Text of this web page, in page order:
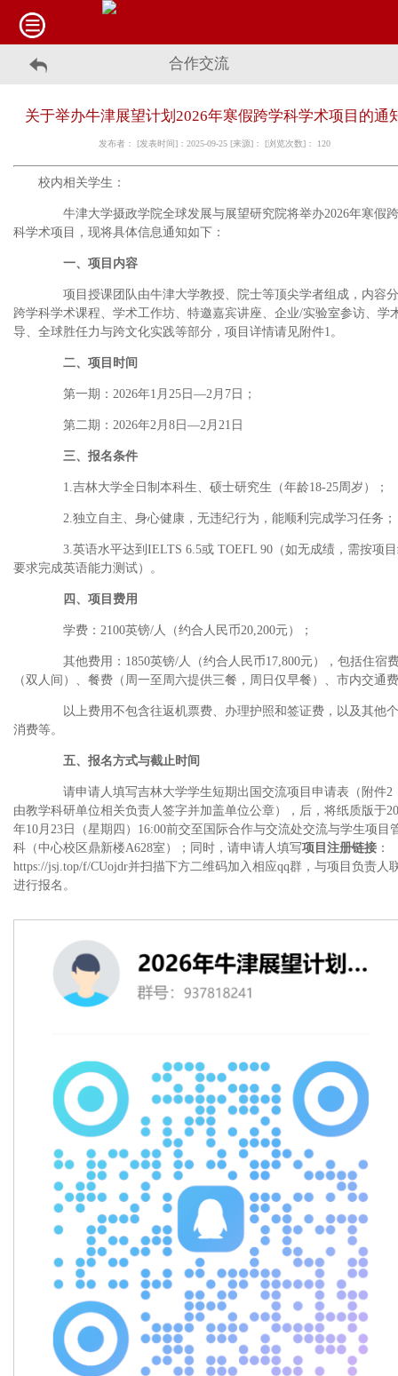
合作交流
关于举办牛津展望计划2026年寒假跨学科学术项目的通
发布者： [发表时间]：2025-09-25 [来源]： [浏览次数]： 120
校内相关学生：
牛津大学摄政学院全球发展与展望研究院将举办2026年寒假
科学术项目，现将具体信息通知如下：
一、项目内容
项目授课团队由牛津大学教授、院士等顶尖学者组成，内容
跨学科学术课程、学术工作坊、特邀嘉宾讲座、企业/实验室参访、学
导、全球胜任力与跨文化实践等部分，项目详情请见附件1。
二、项目时间
第一期： 2026年1 月 25 日—2月 7 日；
第二期： 2026年2月 8 日—2月 21 日
三、报名条件
1.吉林大学全日制本科生、硕士研究生（年龄18-25周岁）；
2.独立自主、身心健康，无违纪行为，能顺利完成学习任务；
3.英语水平达到 IELTS 6.5或 TOEFL 90 （如无成绩，需按项
要求完成英语能力测试）。
四、项目费用
学费： 2100英镑/人（约合人民币20,200元）；
其他费用： 1850英镑/人（约合人民币17,800元），包括住宿
（双人间）、餐费（周一至周六提供三餐，周日仅早餐）、市内交通
以上费用不包含往返机票费、办理护照和签证费，以及其他
消费等。
五、报名方式与截止时间
请申请人填写吉林大学学生短期出国交流项目申请表（附件2
由教学科研单位相关负责人签字并加盖单位公章），后，将纸质版于
年10月 23 日（星期四） 16:00前交至国际合作与交流处交流与学生项目
科（中心校区鼎新楼A628室）；同时，请申请人填写项目注册链接 ：
https://jsj.top/f/CUojdr并扫描下方二维码加入相应qq群，与项目负责人
进行报名。